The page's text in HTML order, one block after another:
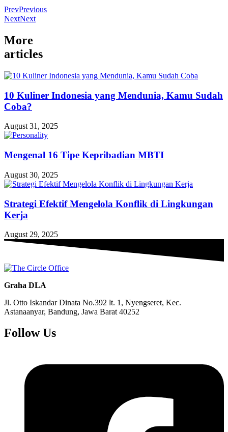
PrevPrevious
NextNext
More
articles
10 Kuliner Indonesia yang Mendunia, Kamu Sudah
Coba?
August 31, 2025
Mengenal 16 Tipe Kepribadian MBTI
August 30, 2025
Strategi Efektif Mengelola Konflik di Lingkungan
Kerja
August 29, 2025
Graha DLA
Jl. Otto Iskandar Dinata No.392 lt. 1, Nyengseret, Kec.
Astanaanyar, Bandung, Jawa Barat 40252
Follow Us